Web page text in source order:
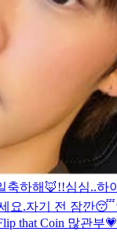
축하해🦊!!심심..하
요.자기 전 잠깐😴
that Coin 많관부💗